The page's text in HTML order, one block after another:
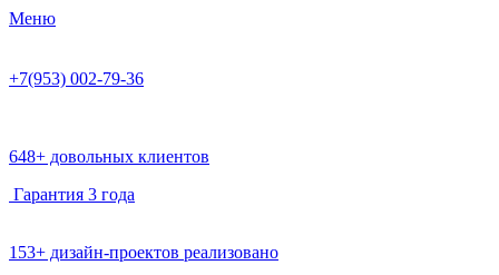
Меню
+7(953) 002-79-36
648+ довольных клиентов
Гарантия 3 года
153+ дизайн-проектов реализовано